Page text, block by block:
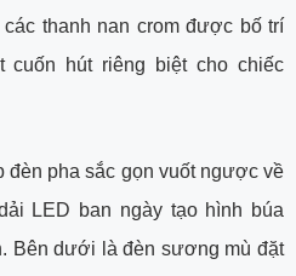
thanh nan crom được bố trí
cuốn hút riêng biệt cho chiếc
đèn pha sắc gọn vuốt ngược về
LED ban ngày tạo hình búa
Bên dưới là đèn sương mù đặt